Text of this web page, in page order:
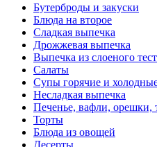
Бутерброды и закуски
Блюда на второе
Сладкая выпечка
Дрожжевая выпечка
Выпечка из слоеного
Салаты
Супы горячие и
Несладкая выпечка
Печенье, вафли, орешки,
Торты
Блюда из овощей
Десерты